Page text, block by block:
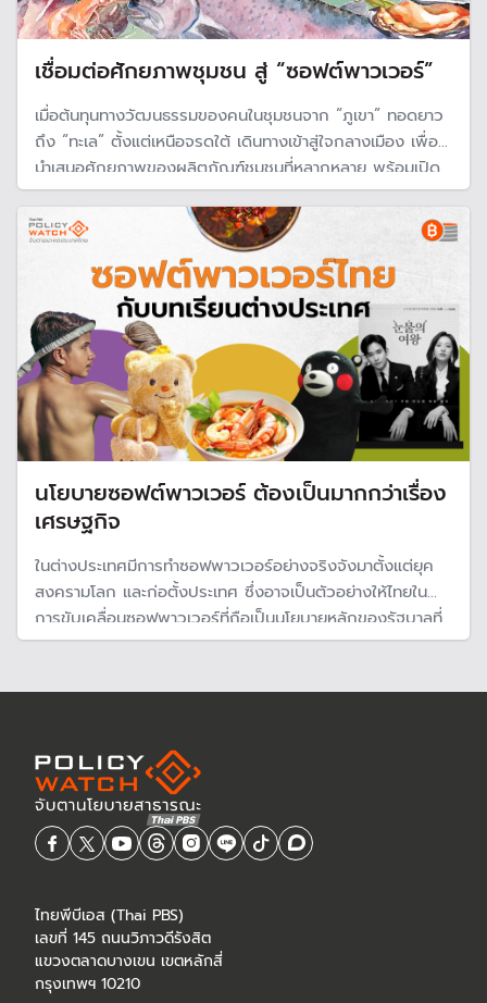
เชื่อมต่อศักยภาพชุมชน สู่ “ซอฟต์พาวเวอร์”
เมื่อต้นทุนทางวัฒนธรรมของคนในชุมชนจาก “ภูเขา” ทอดยาว
ถึง “ทะเล” ตั้งแต่เหนือจรดใต้ เดินทางเข้าสู่ใจกลางเมือง เพื่อ
นำเสนอศักยภาพของผลิตภัณฑ์ชุมชนที่หลากหลาย พร้อมเปิด
พื้นที่แลกเปลี่ยนและหาทางเชื่อมต่อเข้ากับแนวทางของ 11
อุตสาหกรรม นำมาสู่ข้อเสนอเชิงนโยบายในการยกระดับ
ผลิตภัณฑ์ชุมชนสู่ซอฟต์พาวเวอร์
นโยบายซอฟต์พาวเวอร์ ต้องเป็นมากกว่าเรื่อง
เศรษฐกิจ
ในต่างประเทศมีการทำซอฟพาวเวอร์อย่างจริงจังมาตั้งแต่ยุค
สงครามโลก และก่อตั้งประเทศ ซึ่งอาจเป็นตัวอย่างให้ไทยใน
การขับเคลื่อนซอฟพาวเวอร์ที่ถือเป็นนโยบายหลักของรัฐบาลที่
กำลังผลักดันอย่างเต็มที่ แต่อาจผิดทาง และกำลังเสียงบ
ไทยพีบีเอส (Thai PBS)
เลขที่ 145 ถนนวิภาวดีรังสิต
แขวงตลาดบางเขน เขตหลักสี่
กรุงเทพฯ 10210